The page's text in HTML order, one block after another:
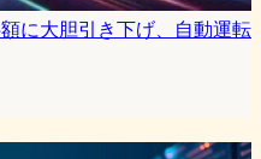
に大胆引き下げ、自動運転